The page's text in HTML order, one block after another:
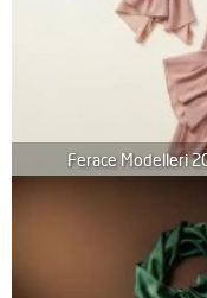
Ferace Modelleri